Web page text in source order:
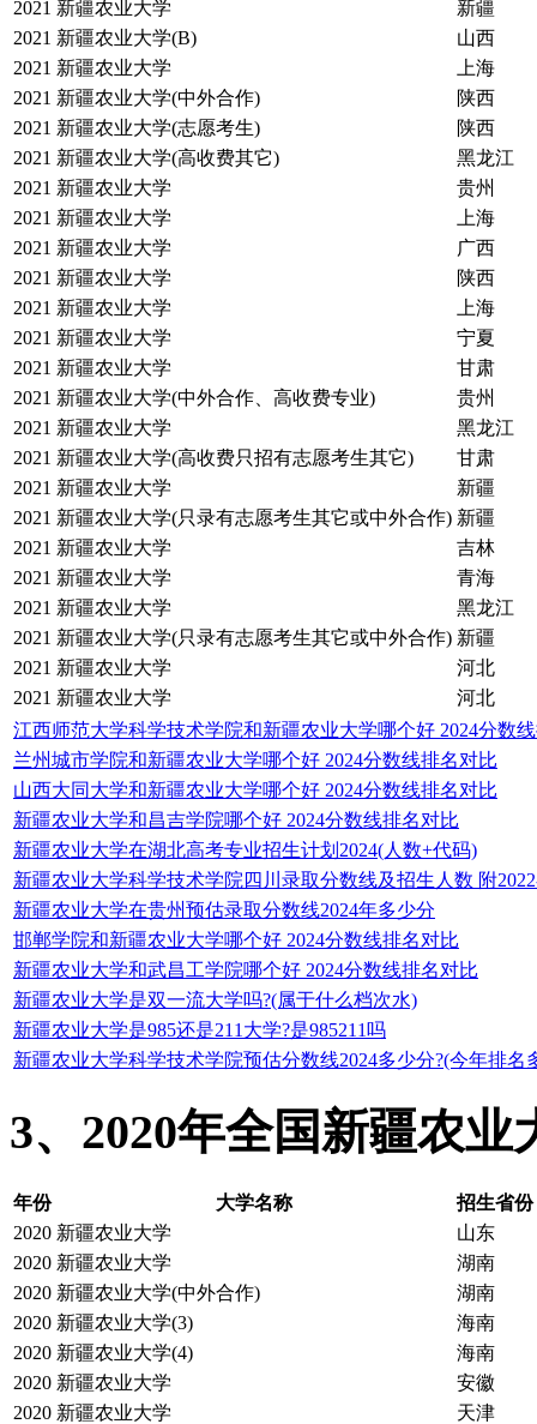
2021 新疆农业大学
新疆
2021 新疆农业大学(B)
山西
2021 新疆农业大学
上海
2021 新疆农业大学(中外合作)
陕西
2021 新疆农业大学(志愿考生)
陕西
2021 新疆农业大学(高收费其它)
黑龙江
2021 新疆农业大学
贵州
2021 新疆农业大学
上海
2021 新疆农业大学
广西
2021 新疆农业大学
陕西
2021 新疆农业大学
上海
2021 新疆农业大学
宁夏
2021 新疆农业大学
甘肃
2021 新疆农业大学(中外合作、高收费专业)
贵州
2021 新疆农业大学
黑龙江
2021 新疆农业大学(高收费只招有志愿考生其它)
甘肃
2021 新疆农业大学
新疆
2021 新疆农业大学(只录有志愿考生其它或中外合作) 新疆
2021 新疆农业大学
吉林
2021 新疆农业大学
青海
2021 新疆农业大学
黑龙江
2021 新疆农业大学(只录有志愿考生其它或中外合作) 新疆
2021 新疆农业大学
河北
2021 新疆农业大学
河北
江西师范大学科学技术学院和新疆农业大学哪个好 2024分数
兰州城市学院和新疆农业大学哪个好 2024分数线排名对比
山西大同大学和新疆农业大学哪个好 2024分数线排名对比
新疆农业大学和昌吉学院哪个好 2024分数线排名对比
新疆农业大学在湖北高考专业招生计划2024(人数+代码)
新疆农业大学科学技术学院四川录取分数线及招生人数 附
新疆农业大学在贵州预估录取分数线2024年多少分
邯郸学院和新疆农业大学哪个好 2024分数线排名对比
新疆农业大学和武昌工学院哪个好 2024分数线排名对比
新疆农业大学是双一流大学吗?(属于什么档次水)
新疆农业大学是985还是211大学?是985211吗
新疆农业大学科学技术学院预估分数线2024多少分?(今年排名
3、2020年全国新疆农业
年份 大学名称
招生省份
2020 新疆农业大学
山东
2020 新疆农业大学
湖南
2020 新疆农业大学(中外合作)
湖南
2020 新疆农业大学(3)
海南
2020 新疆农业大学(4)
海南
2020 新疆农业大学
安徽
2020 新疆农业大学
天津